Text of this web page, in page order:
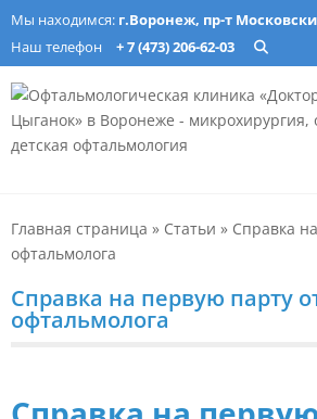
Skip
content
Мы находимся: г.Воронеж, пр-т
Наш телефон
+ 7 (473) 206-62-03
клиника «Доктор
Воронеже –
офтальмология
онлайн.
Главная страница » Статьи » Справка
офтальмолога
Справка на первую парту
офтальмолога